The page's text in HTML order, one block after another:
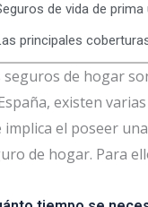
de vida de
principales
seguros de hogar
existen
implica el poseer
de hogar. Para